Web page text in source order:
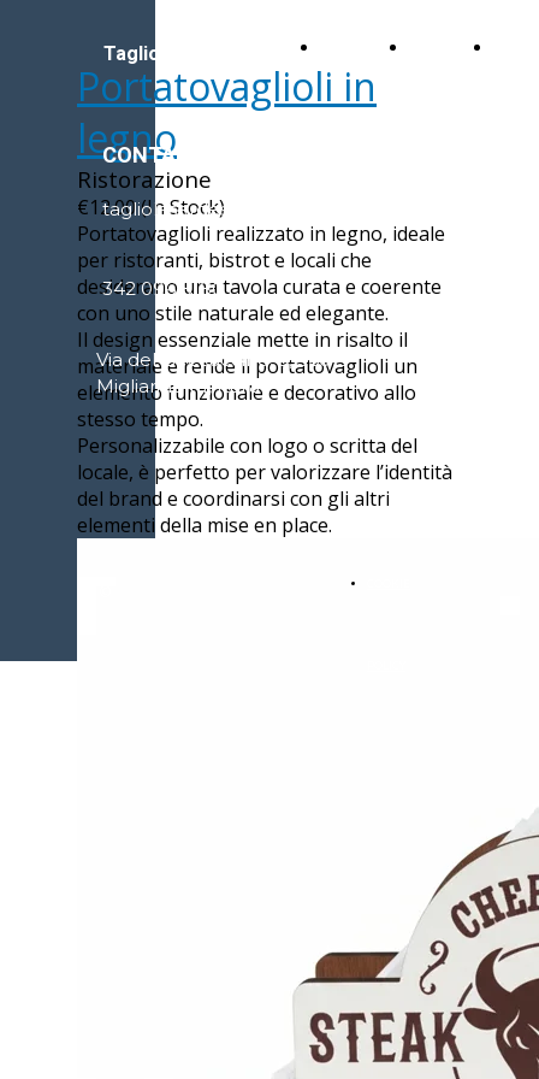
Portatovaglioli in
legno
Ristorazione
€12.00 (In Stock)
Portatovaglioli realizzato in legno, ideale
per ristoranti, bistrot e locali che
desiderano una tavola curata e coerente
con uno stile naturale ed elegante.
Il design essenziale mette in risalto il
materiale e rende il portatovaglioli un
elemento funzionale e decorativo allo
stesso tempo.
Personalizzabile con logo o scritta del
locale, è perfetto per valorizzare l’identità
del brand e coordinarsi con gli altri
elementi della mise en place.
CONTATTI
Taglio Laser Design
tagliolaserdesign@gmail.com
342 096 8180
Via del Beccaccino, 3, 56019
Migliarino PI, Italia